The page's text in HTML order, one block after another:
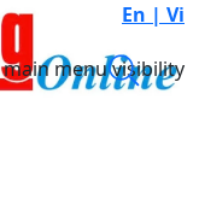
En | Vi
main menu visibility